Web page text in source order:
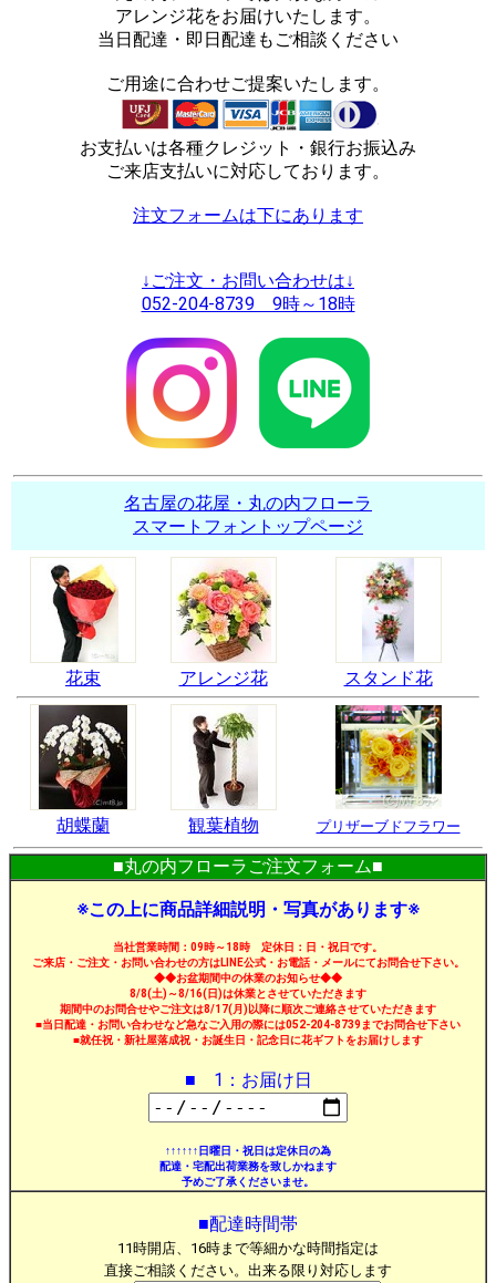
アレンジ花をお届けいたします。
当日配達・即日配達もご相談ください
ご用途に合わせご提案いたします。
お支払いは各種クレジット・銀行お振込み
ご来店支払いに対応しております。
注文フォームは下にあります
↓ご注文・お問い合わせは↓
052-204-8739 9時～18時
名古屋の花屋・丸の内フローラ
スマートフォントップページ
花束 アレンジ花 スタンド花
胡蝶蘭 観葉植物 プリザーブドフラワー
■丸の内フローラご注文フォーム■
※この上に商品詳細説明・写真があります※
当社営業時間：09時～18時 定休日：日・祝日です。
ご来店・ご注文・お問い合わせの方はLINE公式・お電話・メールにてお問合せ下さい。
◆◆お盆期間中の休業のお知らせ◆◆
8/8(土)～8/16(日)は休業とさせていただきます
期間中のお問合せやご注文は8/17(月)以降に順次ご連絡させていただきます
■当日配達・お問い合わせなど急なご入用の際には052-204-8739までお問合せ下さい
■就任祝・新社屋落成祝・お誕生日・記念日に花ギフトをお届けします
■ 1：お届け日
↑↑↑↑↑↑日曜日・祝日は定休日の為
配達・宅配出荷業務を致しかねます
予めご了承くださいませ。
■配達時間帯
11時開店、16時まで等細かな時間指定は
直接ご相談ください。出来る限り対応します